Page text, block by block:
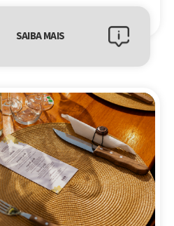
SAIBA MAIS